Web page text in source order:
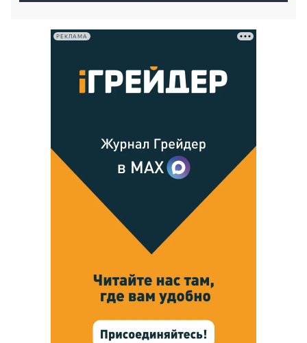
РЕКЛАМА